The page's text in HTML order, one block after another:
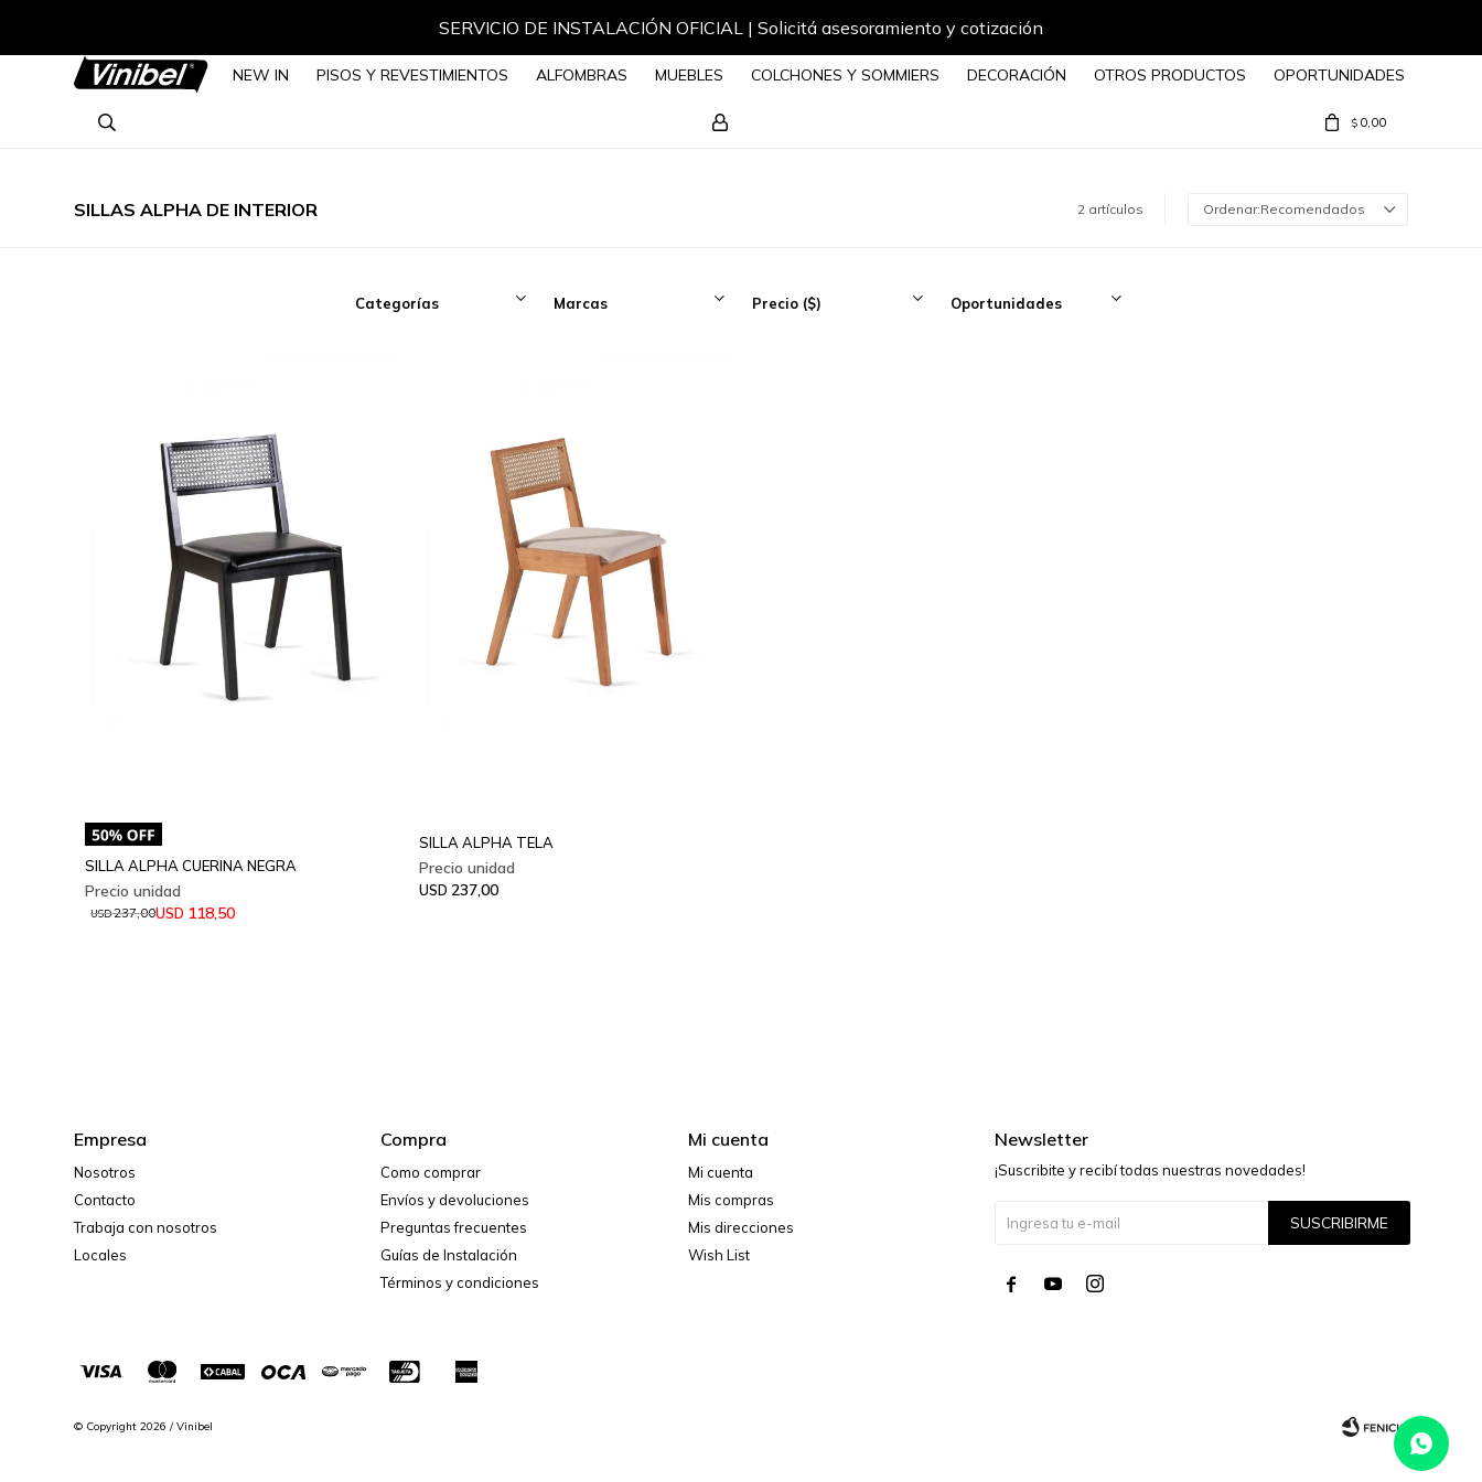
SERVICIO DE INSTALACIÓN OFICIAL | Solicitá asesoramiento y cotización
NEW IN PISOS Y REVESTIMIENTOS ALFOMBRAS MUEBLES COLCHONES Y SOMMIERS DECORACIÓN OTROS PRODUCTOS OPORTUNIDADES
$ 0,00
SILLAS ALPHA DE INTERIOR 2 artículos Recomendados
SILLA ALPHA CUERINA NEGRA
USD 118,50
USD237,00
SILLA ALPHA TELA
USD 237,00
Categorías Marcas Precio ($) Oportunidades
Empresa
Nosotros
Contacto
Trabaja con nosotros
Locales
Compra
Como comprar
Envíos y devoluciones
Preguntas frecuentes
Guías de Instalación
Términos y condiciones
Mi cuenta
Mi cuenta
Mis compras
Mis direcciones
Wish List
Newsletter
¡Suscribite y recibí todas nuestras novedades!
SUSCRIBIRME
  
© Copyright 2026 / Vinibel